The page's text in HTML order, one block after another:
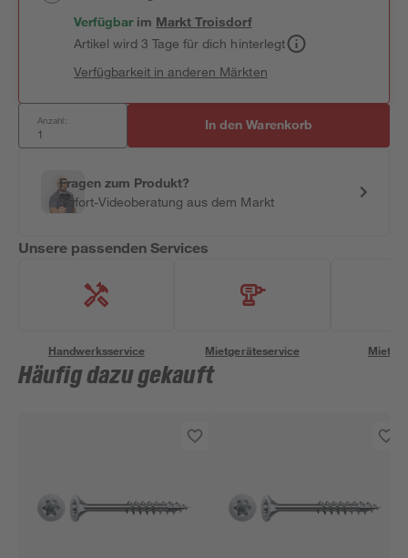
Verfügbar im MarktTroisdorf
Artikel wird 3 Tage für dich hinterlegt
Verfügbarkeit in anderen Märkten
Anzahl: In den Warenkorb
Fragen zum Produkt?
Sofort-Videoberatung aus dem Markt
Unsere passenden Services
Handwerksservice Mietgeräteservice
Häufig dazu gekauft